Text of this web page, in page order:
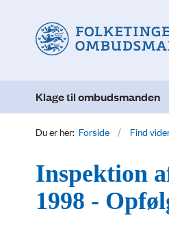
Klage til ombudsmanden
Du er her: Forside Find
Inspektion
1998 -